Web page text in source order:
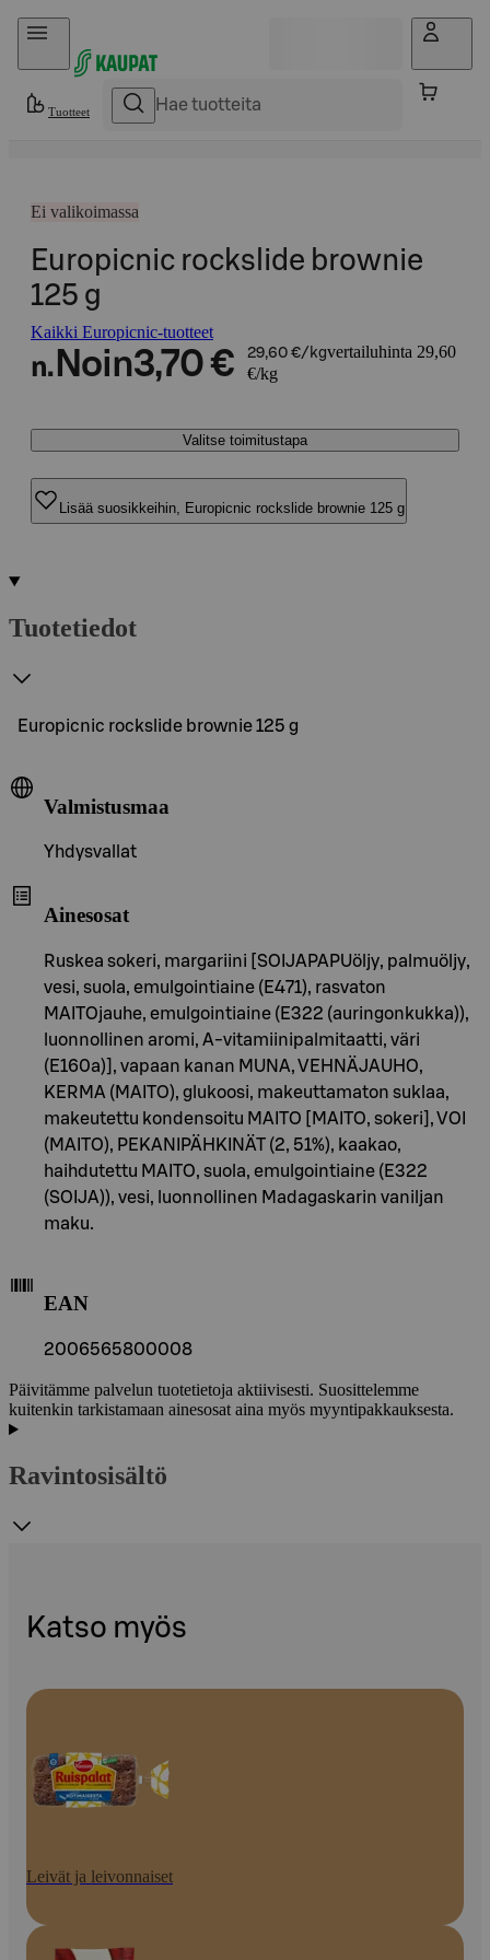
Hyppää sisältöön
Tuotteet
Ei valikoimassa
Europicnic rockslide brownie
125 g
Kaikki Europicnic-tuotteet
n. Noin3,70 € 29,60 €/kgvertailuhinta 29,60
€/kg
Valitse toimitustapa
Lisää suosikkeihin, Europicnic rockslide brownie 125 g
Tuotetiedot
Europicnic rockslide brownie 125 g
Valmistusmaa
Yhdysvallat
Ainesosat
Ruskea sokeri, margariini [SOIJAPAPUöljy, palmuöljy,
vesi, suola, emulgointiaine (E471), rasvaton
MAITOjauhe, emulgointiaine (E322 (auringonkukka)),
luonnollinen aromi, A-vitamiinipalmitaatti, väri
(E160a)], vapaan kanan MUNA, VEHNÄJAUHO,
KERMA (MAITO), glukoosi, makeuttamaton suklaa,
makeutettu kondensoitu MAITO [MAITO, sokeri], VOI
(MAITO), PEKANIPÄHKINÄT (2, 51%), kaakao,
haihdutettu MAITO, suola, emulgointiaine (E322
(SOIJA)), vesi, luonnollinen Madagaskarin vaniljan
maku.
EAN
2006565800008
Päivitämme palvelun tuotetietoja aktiivisesti. Suosittelemme
kuitenkin tarkistamaan ainesosat aina myös myyntipakkauksesta.
Ravintosisältö
Katso myös
Leivät ja leivonnaiset